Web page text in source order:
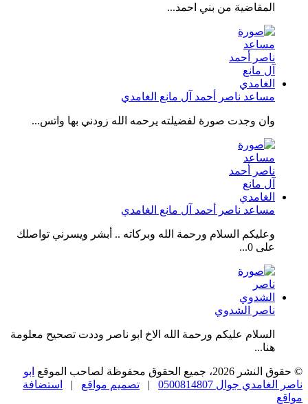
المقاضية من بني احمد...
مساعد ناصر أحمد آل مانع الغامدي
وان وجدت صورة لفضيلته يرحمه الله زودني بها واتس...
مساعد ناصر أحمد آل مانع الغامدي
وعليكم السلام ورحمة الله وبركاته .. أبشر ويسرني تواصلك
على 0...
ناصر الشدوي
السلام عليكم ورحمة الله الاخ ابو ناصر وددت تصحيح معلومة
هنا...
© حقوق النشر 2026، جميع الحقوق محفوظة لصاحب الموقع
ابو
ناصر الغامدي جوال 0500814807
| تصميم مواقع |
استضافة
مواقع